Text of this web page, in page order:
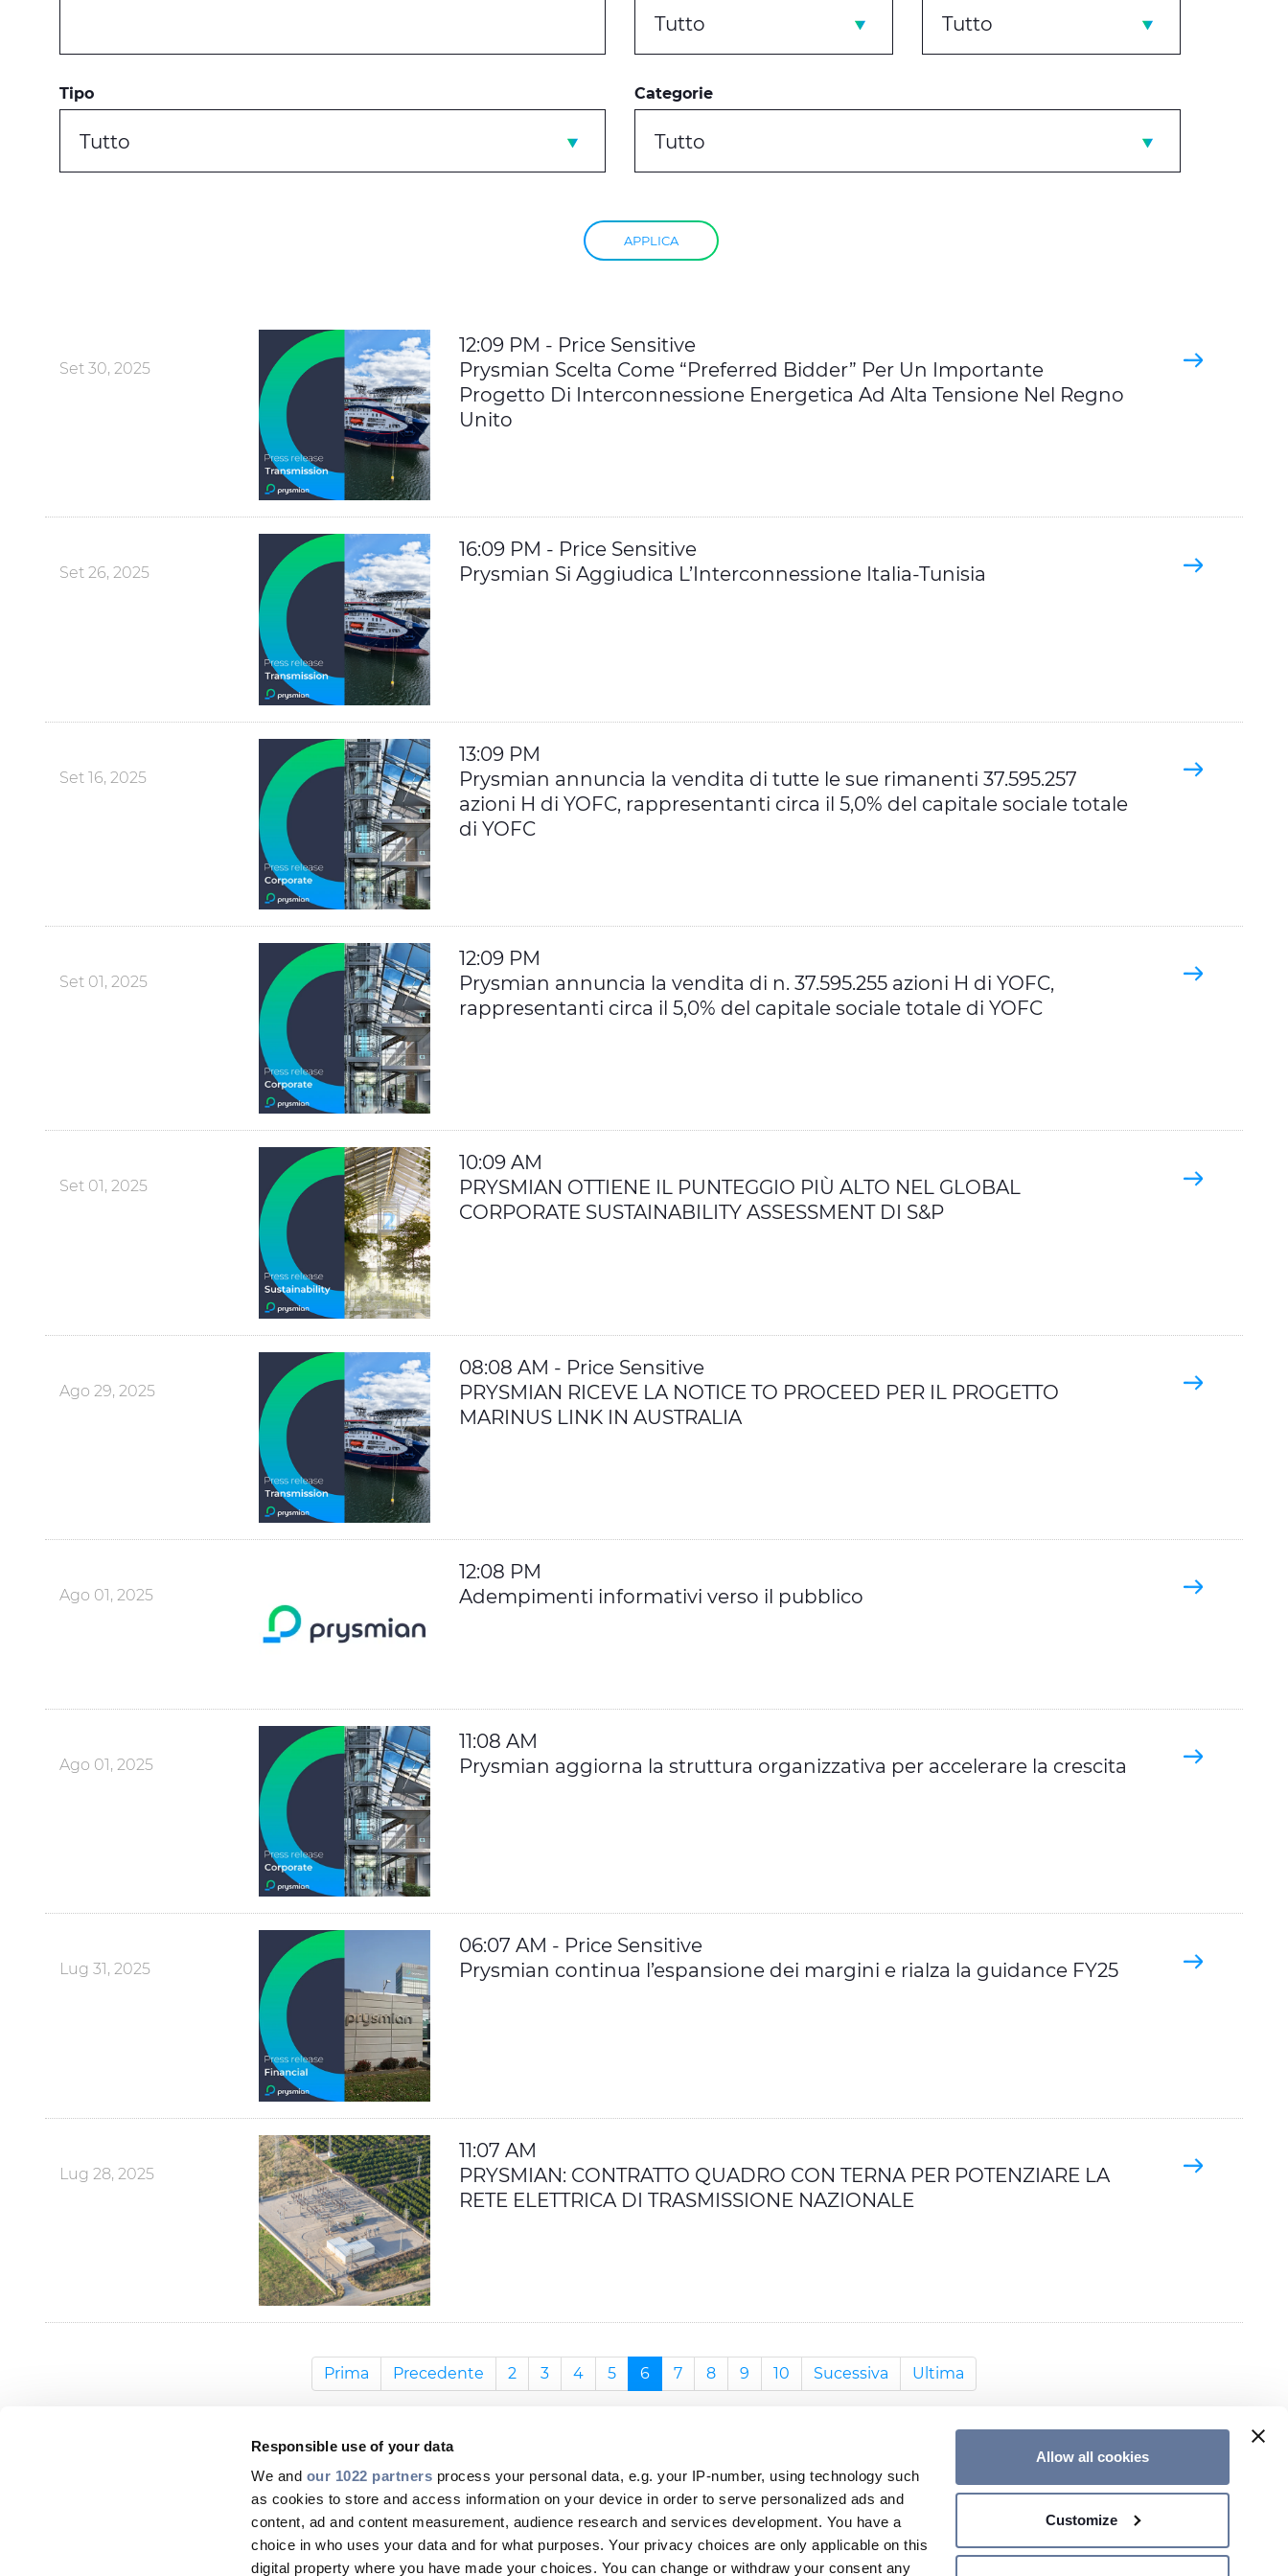
Responsible use of your data
We and our 1022 partners process your personal data, e.g. your IP-number, using technology such
as cookies to store and access information on your device in order to serve personalized ads and
content, ad and content measurement, audience research and services development. You have a
choice in who uses your data and for what purposes. Your privacy choices are only applicable on this
digital property where you have made your choices. You can change or withdraw your consent any
Allow all cookies
Customize
Tutto Tutto
Tipo
Tutto
Categorie
Tutto
APPLICA
Set 30, 2025
12:09 PM - Price Sensitive
Prysmian Scelta Come “Preferred Bidder” Per Un Importante
Progetto Di Interconnessione Energetica Ad Alta Tensione Nel Regno
Unito
Set 26, 2025
16:09 PM - Price Sensitive
Prysmian Si Aggiudica L’Interconnessione Italia-Tunisia
Set 16, 2025
13:09 PM
Prysmian annuncia la vendita di tutte le sue rimanenti 37.595.257
azioni H di YOFC, rappresentanti circa il 5,0% del capitale sociale totale
di YOFC
Set 01, 2025
12:09 PM
Prysmian annuncia la vendita di n. 37.595.255 azioni H di YOFC,
rappresentanti circa il 5,0% del capitale sociale totale di YOFC
Set 01, 2025
10:09 AM
PRYSMIAN OTTIENE IL PUNTEGGIO PIÙ ALTO NEL GLOBAL
CORPORATE SUSTAINABILITY ASSESSMENT DI S&P
Ago 29, 2025
08:08 AM - Price Sensitive
PRYSMIAN RICEVE LA NOTICE TO PROCEED PER IL PROGETTO
MARINUS LINK IN AUSTRALIA
Ago 01, 2025
12:08 PM
Adempimenti informativi verso il pubblico
Ago 01, 2025
11:08 AM
Prysmian aggiorna la struttura organizzativa per accelerare la crescita
Lug 31, 2025
06:07 AM - Price Sensitive
Prysmian continua l’espansione dei margini e rialza la guidance FY25
Lug 28, 2025
11:07 AM
PRYSMIAN: CONTRATTO QUADRO CON TERNA PER POTENZIARE LA
RETE ELETTRICA DI TRASMISSIONE NAZIONALE
Prima Precedente 2 3 4 5 6 7 8 9 10 Sucessiva Ultima
Footer